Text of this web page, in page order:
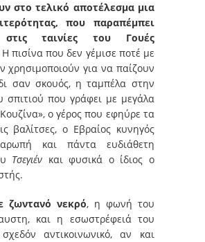
στο τελικό αποτέλεσμα μια
που παραπέμπει
ταινίες του Γουές
πισίνα που δεν γέμισε ποτέ με
χρησιμοποιούν για να παίζουν
σαν σκουός, η ταμπέλα στην
σπιτιού που γράφει με μεγάλα
ο γέρος που εφηύρε τα
βαλίτσες, ο Eβραίος κυνηγός
και πάντα ευδιάθετη
Τσεγιέν και φυσικά ο ίδιος ο
ζωντανό νεκρό, η φωνή του
και η εσωστρέφειά του
αντικοινωνικό, αν και